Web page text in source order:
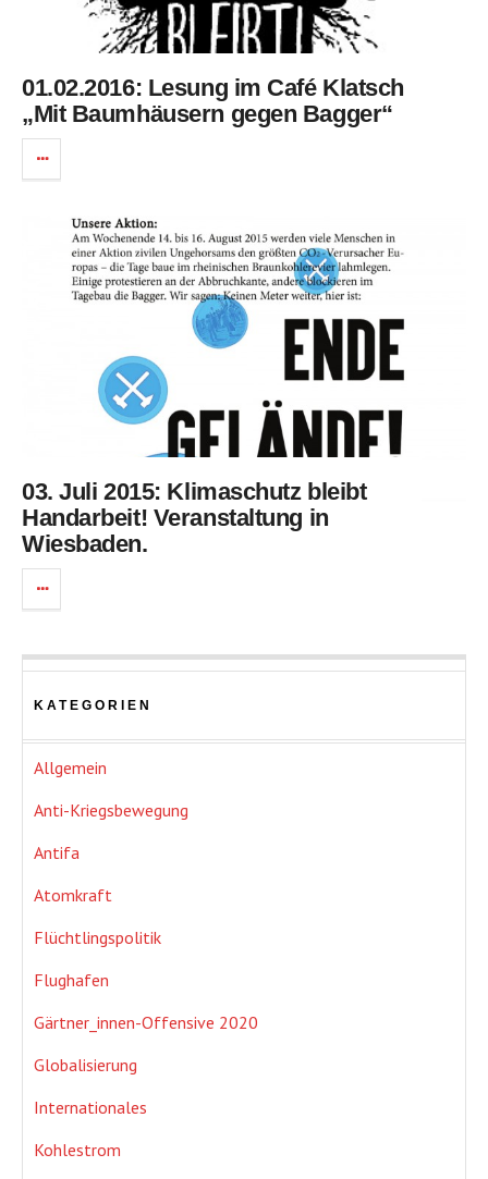
01.02.2016: Lesung im Café Klatsch
„Mit Baumhäusern gegen Bagger“
03. Juli 2015: Klimaschutz bleibt
Handarbeit! Veranstaltung in
Wiesbaden.
KATEGORIEN
Allgemein
Anti-Kriegsbewegung
Antifa
Atomkraft
Flüchtlingspolitik
Flughafen
Gärtner_innen-Offensive 2020
Globalisierung
Internationales
Kohlestrom